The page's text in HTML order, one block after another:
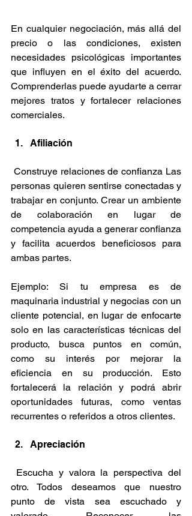
En cualquier negociación, más allá del
precio o las condiciones, existen
necesidades psicológicas importantes
que influyen en el éxito del acuerdo.
Comprenderlas puede ayudarte a cerrar
mejores tratos y fortalecer relaciones
comerciales.
Afiliación
personas quieren sentirse conectadas y
trabajar en conjunto. Crear un ambiente
de colaboración en lugar de
competencia ayuda a generar confianza
y facilita acuerdos beneficiosos para
ambas partes.
Ejemplo: Si tu empresa es de
maquinaria industrial y negocias con un
cliente potencial, en lugar de enfocarte
solo en las características técnicas del
producto, busca puntos en común,
como su interés por mejorar la
eficiencia en su producción. Esto
fortalecerá la relación y podrá abrir
oportunidades futuras, como ventas
recurrentes o referidos a otros clientes.
Apreciación
otro. Todos deseamos que nuestro
punto de vista sea escuchado y